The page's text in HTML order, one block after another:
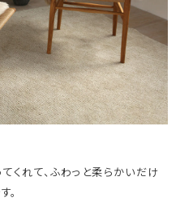
くれて、ふわっと柔らかいだけ
。